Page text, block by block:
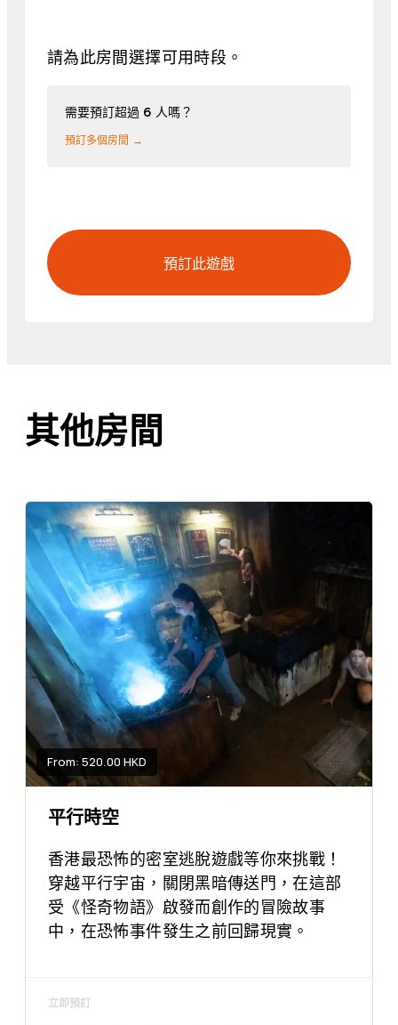
請為此房間選擇可用時段。
需要預訂超過 6 人嗎？
預訂多個房間 →
預訂此遊戲
其他房間
From: 520.00 HKD
平行時空
香港最恐怖的密室逃脫遊戲等你來挑戰！
穿越平行宇宙，關閉黑暗傳送門，在這部
受《怪奇物語》啟發而創作的冒險故事
中，在恐怖事件發生之前回歸現實。
立即預訂